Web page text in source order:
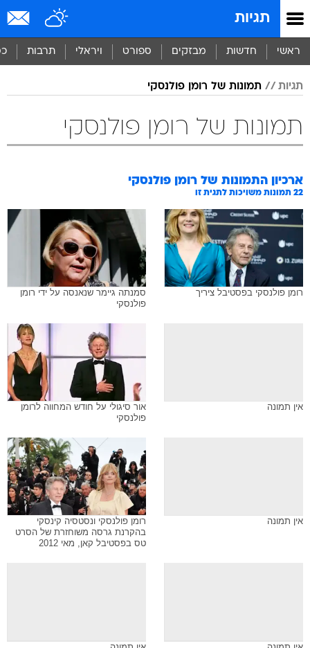
תגיות
ראשי חדשות מבזקים ספורט ויראלי תרבות
תגיות תמונות של רומן פולנסקי
תמונות של רומן פולנסקי
ארכיון התמונות של רומן פולנסקי
22 תמונות משויכות לתגית זו
רומן פולנסקי בפסטיבל ציריך
סמנתה גיימר שנאנסה על ידי רומן
פולנסקי
אין תמונה
אור סיגולי על חודש המחווה לרומן
פולנסקי
אין תמונה
רומן פולנסקי ונסטסיה קינסקי
בהקרנת גרסה משוחזרת של הסרט
טס בפסטיבל קאן, מאי 2012